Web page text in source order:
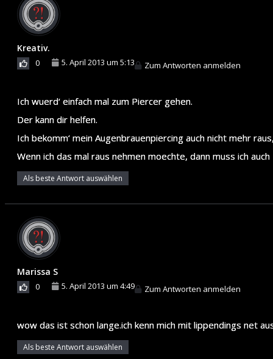
Kreativ.
0 5. April 2013 um 5:13 Zum Antworten anmelden
Ich wuerd‘ einfach mal zum Piercer gehen.
Der kann dir helfen.
Ich bekomm‘ mein Augenbrauenpiercing auch nicht mehr
Wenn ich das mal raus nehmen moechte, dann muss ich
Als beste Antwort auswählen
Marissa S
0 5. April 2013 um 4:49 Zum Antworten anmelden
wow das ist schon lange.ich kenn mich mit lippendings net
Als beste Antwort auswählen